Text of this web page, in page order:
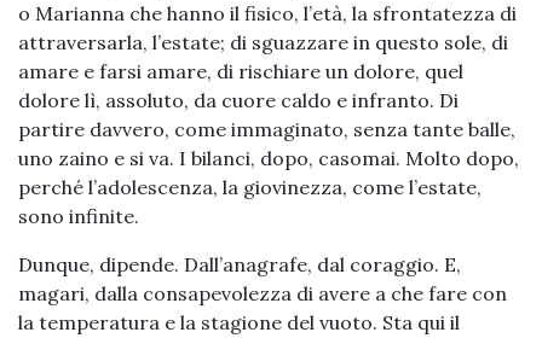
o Marianna che hanno il fisico, l’età, la sfrontatezza di
attraversarla, l’estate; di sguazzare in questo sole, di
amare e farsi amare, di rischiare un dolore, quel
dolore lì, assoluto, da cuore caldo e infranto. Di
partire davvero, come immaginato, senza tante balle,
uno zaino e si va. I bilanci, dopo, casomai. Molto dopo,
perché l’adolescenza, la giovinezza, come l’estate,
sono infinite.
Dunque, dipende. Dall’anagrafe, dal coraggio. E,
magari, dalla consapevolezza di avere a che fare con
la temperatura e la stagione del vuoto. Sta qui il